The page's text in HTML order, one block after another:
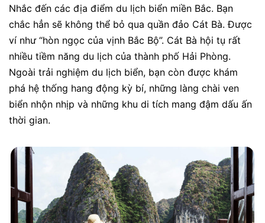
Nhắc đến các địa điểm du lịch biển miền Bắc. Bạn
chắc hẳn sẽ không thể bỏ qua quần đảo Cát Bà. Được
ví như “hòn ngọc của vịnh Bắc Bộ”. Cát Bà hội tụ rất
nhiều tiềm năng du lịch của thành phố Hải Phòng.
Ngoài trải nghiệm du lịch biển, bạn còn được khám
phá hệ thống hang động kỳ bí, những làng chài ven
biển nhộn nhịp và những khu di tích mang đậm dấu ấn
thời gian.